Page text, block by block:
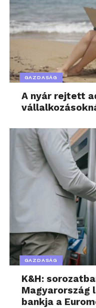
GAZDASÁG
A nyár rejtett
GAZDASÁG
K&H:
Magyarország
bankja a